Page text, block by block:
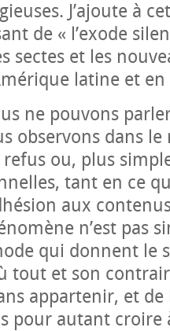
J’ajoute à
de « l’exode
sectes et les
latine et
ne pouvons
observons dans
ou, plus
tant en ce
aux
n’est pas
qui donnent le
tout et son
appartenir, et de
pour autant